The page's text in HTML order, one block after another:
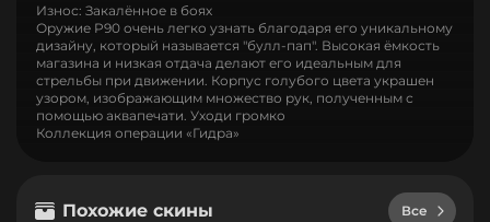
Износ: Закалённое в боях
Оружие P90 очень легко узнать благодаря его уникальному
дизайну, который называется "булл-пап". Высокая ёмкость
магазина и низкая отдача делают его идеальным для
стрельбы при движении. Корпус голубого цвета украшен
узором, изображающим множество рук, полученным с
помощью аквапечати. Уходи громко
Коллекция операции «Гидра»
Похожие скины Все